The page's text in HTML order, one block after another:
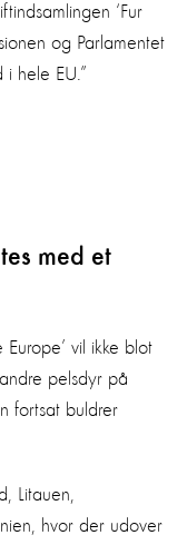
‘Fur
og Parlamentet
hele EU.”
med et
Europe’ vil ikke blot
pelsdyr på
fortsat buldrer
Litauen,
hvor der udover